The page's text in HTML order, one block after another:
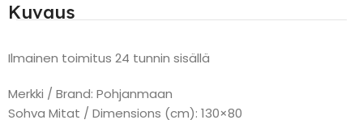
Kuvaus
Ilmainen toimitus 24 tunnin sisällä
Merkki / Brand: Pohjanmaan
Sohva Mitat / Dimensions (cm): 130×80